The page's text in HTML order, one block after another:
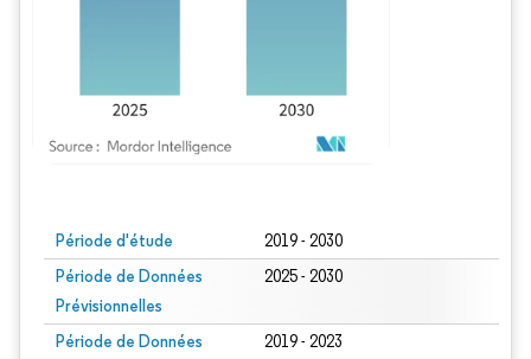
Période d'étude 2019 - 2030
Période de Données
Prévisionnelles
2025 - 2030
Période de Données
2019 - 2023